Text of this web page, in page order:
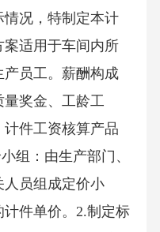
况，特制定本计
适用于车间内所
员工。薪酬构成
量奖金、工龄工
件工资核算产品
组：由生产部门、
人员组成定价小
件单价。2.制定标